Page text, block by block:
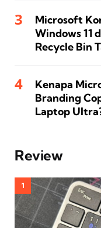
Microsoft
Windows 11
Recycle Bin
Kenapa
Branding
Laptop
Review